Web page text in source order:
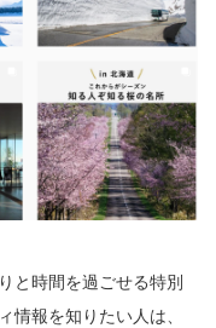
と時間を過ごせる特別
情報を知りたい人は、